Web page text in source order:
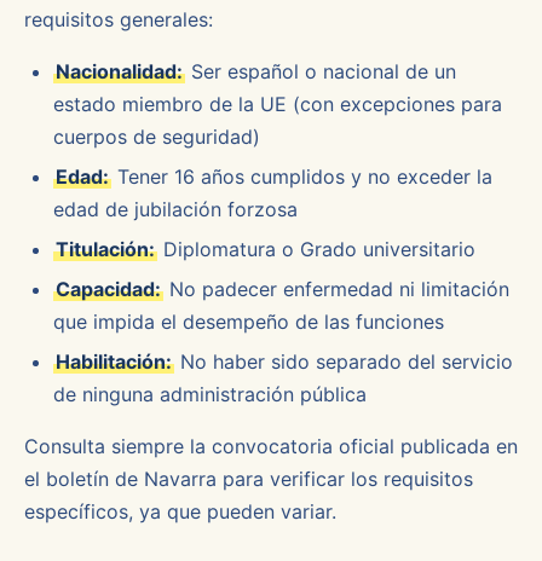
requisitos generales:
Nacionalidad: Ser español o nacional de un
estado miembro de la UE (con excepciones para
cuerpos de seguridad)
Edad: Tener 16 años cumplidos y no exceder la
edad de jubilación forzosa
Titulación: Diplomatura o Grado universitario
Capacidad: No padecer enfermedad ni limitación
que impida el desempeño de las funciones
Habilitación: No haber sido separado del servicio
de ninguna administración pública
Consulta siempre la convocatoria oficial publicada en
el boletín de Navarra para verificar los requisitos
específicos, ya que pueden variar.